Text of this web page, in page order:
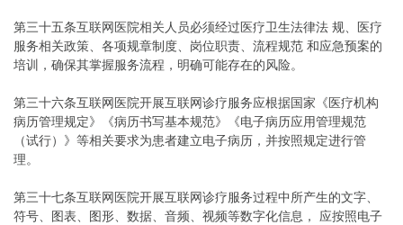
第三十五条互联网医院相关人员必须经过医疗卫生法律法 规、医疗
服务相关政策、各项规章制度、岗位职责、流程规范 和应急预案的
培训，确保其掌握服务流程，明确可能存在的风险。
第三十六条互联网医院开展互联网诊疗服务应根据国家《医疗机构
病历管理规定》《病历书写基本规范》《电子病历应用管理规范
（试行）》等相关要求为患者建立电子病历，并按照规定进行管
理。
第三十七条互联网医院开展互联网诊疗服务过程中所产生的文字、
符号、图表、图形、数据、音频、视频等数字化信息， 应按照电子